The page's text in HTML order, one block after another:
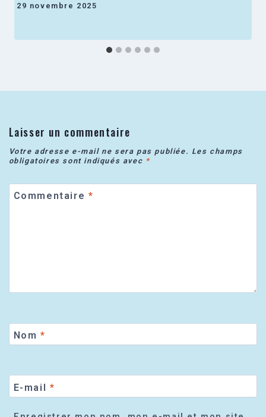
29 novembre 2025
Laisser un commentaire
Votre adresse e-mail ne sera pas publiée. Les champs
obligatoires sont indiqués avec *
Commentaire *
Nom *
E-mail *